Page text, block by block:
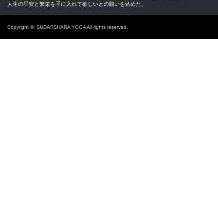
人生の平安と繁栄を手に入れて欲しいとの願いを込めた。
Copyright © SUDARSHANA YOGAAll rights reserved.